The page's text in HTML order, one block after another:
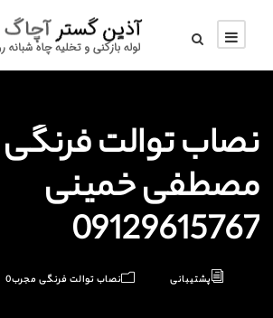
نصاب توالت فرنگی
مصطفی خمینی
09129615767
پشتیبانی نصاب توالت فرنگی مجرب0